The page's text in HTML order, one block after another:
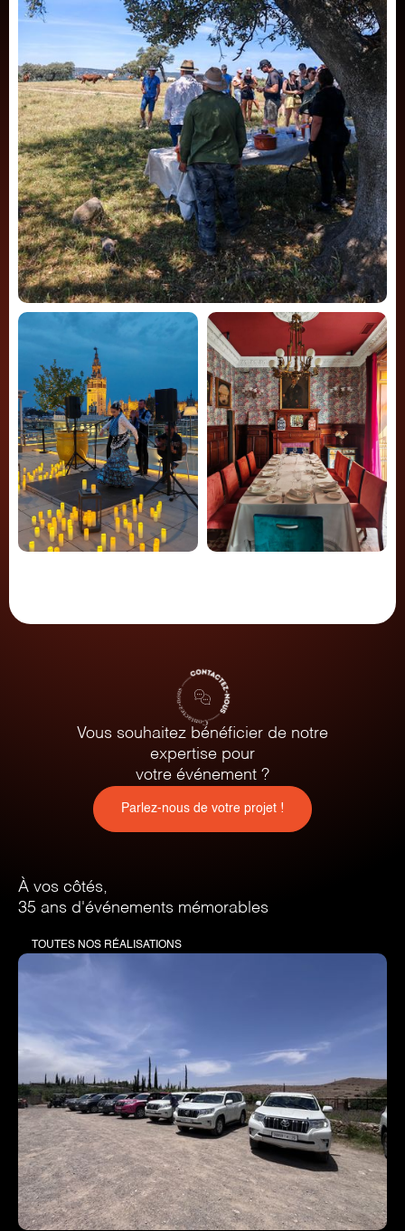
Vous souhaitez bénéficier de notre
expertise pour
votre événement ?
Parlez-nous de votre projet !
À vos côtés,
35 ans d'événements mémorables
TOUTES NOS RÉALISATIONS